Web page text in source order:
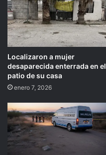
Localizaron a mujer
desaparecida enterrada en el
patio de su casa
enero 7, 2026